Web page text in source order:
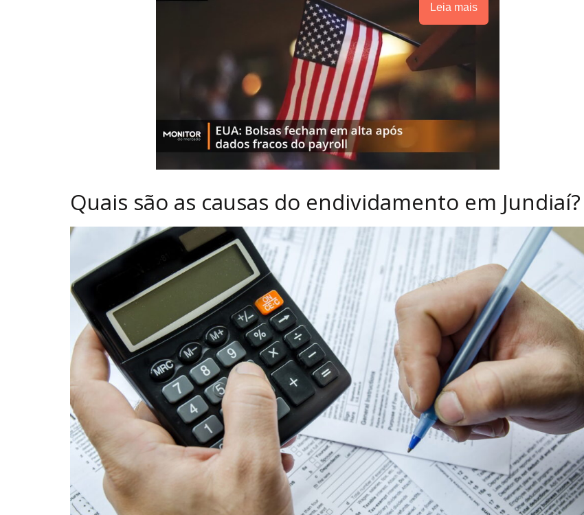
Leia mais
Quais são as causas do endividamento em Jundiaí?